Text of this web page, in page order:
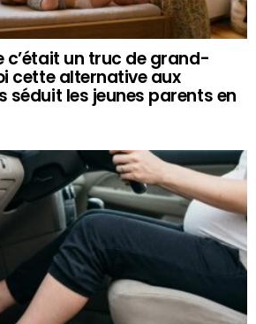
c’était un truc de grand-
cette alternative aux
séduit les jeunes parents en